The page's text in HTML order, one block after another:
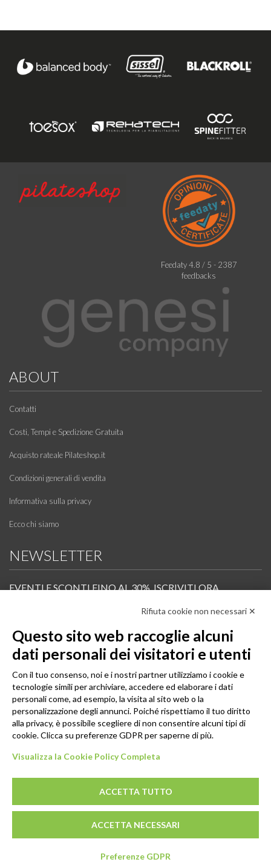
Feedaty4.8 / 5 - 2387
feedbacks
ABOUT
Contatti
Costi, Tempi e Spedizione Gratuita
Acquisto rateale Pilateshop.it
Condizioni generali di vendita
Informativa sulla privacy
Ecco chi siamo
NEWSLETTER
EVENTI E SCONTI FINO AL 30%. ISCRIVITI ORA.
Scopri in anteprima i nuovi prodotti, le promozioni riservate ai professionisti e resta
Iscrivi alla Newsletter
SEGUICI
Susegana (TV)
P.IVA: 03739670267 - REA: TV-294498 - CS: € 10.000,00 I.V.
SEDE LEGALE: Via Montello, 6 31044 Montebelluna (TV)
Rifiuta cookie non necessari ✕
Questo sito web raccoglie alcuni
dati personali dei visitatori e utenti
Con il tuo consenso, noi e i nostri partner utilizziamo i cookie e
tecnologie simili per archiviare, accedere ed elaborare i dati
personali come, ad esempio, la visita al sito web o la
personalizzazione degli annunci. Poiché rispettiamo il tuo diritto
alla privacy, è possibile scegliere di non consentire alcuni tipi di
cookie. Clicca su preferenze GDPR per saperne di più.
Visualizza la Cookie Policy Completa
ACCETTA TUTTO
ACCETTA NECESSARI
Preferenze GDPR